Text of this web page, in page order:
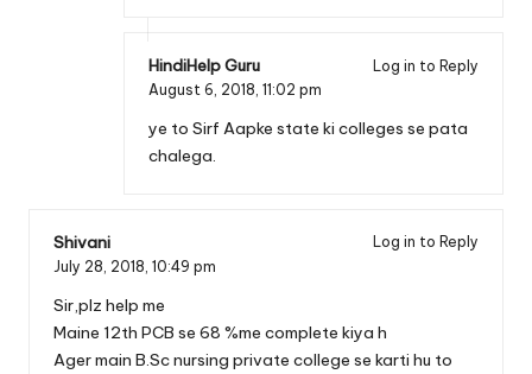
HindiHelp Guru
Log in to Reply
August 6, 2018, 11:02 pm
ye to Sirf Aapke state ki colleges se pata
chalega.
Shivani
Log in to Reply
July 28, 2018, 10:49 pm
Sir,plz help me
Maine 12th PCB se 68 %me complete kiya h
Ager main B.Sc nursing private college se karti hu to